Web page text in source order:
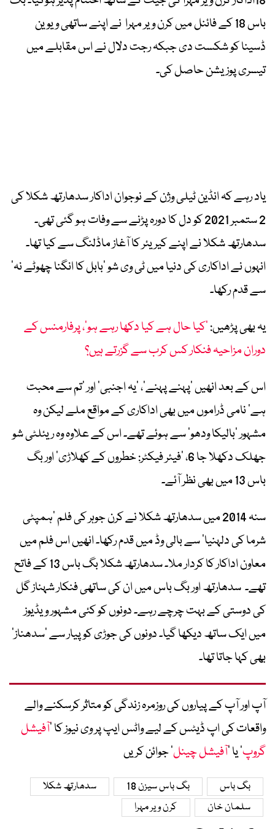
باس 18 کے فائنل میں کرن ویر مہرا نے اپنے ساتھی ویوین
ڈسینا کو شکست دی جبکہ رجت دلال نے اس مقابلے میں
تیسری پوزیشن حاصل کی۔
یاد رہے کہ انڈین ٹیلی وژن کے نوجوان اداکار سدھارتھ شکلا کی
2 ستمبر 2021 کو دل کا دورہ پڑنے سے وفات ہو گئی تھی۔
سدھارتھ شکلا نے اپنے کیریئر کا آغاز ماڈلنگ سے کیا تھا۔
انہوں نے اداکاری کی دنیا میں ٹی وی شو ’بابل کا انگنا چھوٹے نہ‘
سے قدم رکھا۔
یہ بھی پڑھیں:’کیا حال ہے کیا دکھا رہے ہو‘، پرفارمنس کے
دوران مزاحیہ فنکار کس کرب سے گزرتے ہیں؟
اس کے بعد انھیں ’پہنے پہنے‘، ’یہ اجنبی‘ اور ’تم سے محبت
ہے‘ نامی ڈراموں میں بھی اداکاری کے مواقع ملے لیکن وہ
مشہور ’بالیکا ودھو‘ سے ہوئے تھے۔ اس کے علاوہ وہ ریئلٹی شو
جھلک دکھلا جا 6، ’فیئر فیکٹر: خطروں کے کھلاڑی‘ اور بگ
باس 13 میں بھی نظر آئے۔
سنہ 2014 میں سدھارتھ شکلا نے کرن جوہر کی فلم ’ہمپٹی
شرما کی دلہنیا‘ سے بالی وڈ میں قدم رکھا۔ انھیں اس فلم میں
معاون اداکار کا کردار ملا۔ سدھارتھ شکلا بگ باس 13 کے فاتح
تھے۔ سدھارتھ اور بگ باس میں ان کی ساتھی فنکار شہناز گل
کی دوستی کے بہت چرچے رہے۔ دونوں کو کئی مشہور ویڈیوز
میں ایک ساتھ دیکھا گیا۔ دونوں کی جوڑی کو پیار سے ’سدھناز‘
بھی کہا جاتا تھا۔
آپ اور آپ کے پیاروں کی روزمرہ زندگی کو متاثر کرسکنے والے
واقعات کی اپ ڈیٹس کے لیے واٹس ایپ پر وی نیوز کا ’آفیشل
گروپ‘ یا ’آفیشل چینل‘ جوائن کریں
بگ باس بگ باس سیزن 18
سدھارتھ شکلا
سلمان خان
کرن ویر مہرا